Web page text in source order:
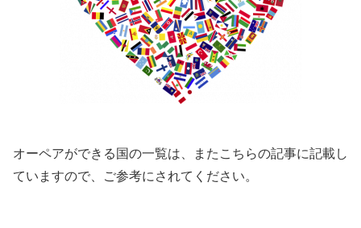
オーペアができる国の一覧は、またこちらの記事に記載し
ていますので、ご参考にされてください。